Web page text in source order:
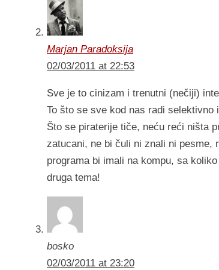
Marjan Paradoksija
02/03/2011 at 22:53
Sve je to cinizam i trenutni (nečiji)
To što se sve kod nas radi
Što se piraterije tiče, neću reći ništa
zatucani, ne bi čuli ni znali ni pesme,
programa bi imali na kompu, sa
druga tema!
bosko
02/03/2011 at 23:20